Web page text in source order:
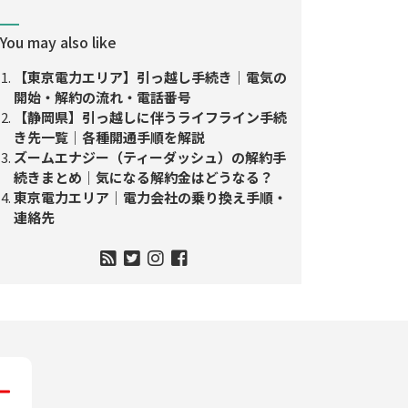
You may also like
【東京電力エリア】引っ越し手続き｜電気の
開始・解約の流れ・電話番号
【静岡県】引っ越しに伴うライフライン手続
き先一覧｜各種開通手順を解説
ズームエナジー（ティーダッシュ）の解約手
続きまとめ｜気になる解約金はどうなる？
東京電力エリア｜電力会社の乗り換え手順・
連絡先